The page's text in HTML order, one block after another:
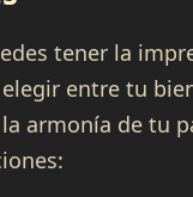
tener la
entre tu
armonía de tu